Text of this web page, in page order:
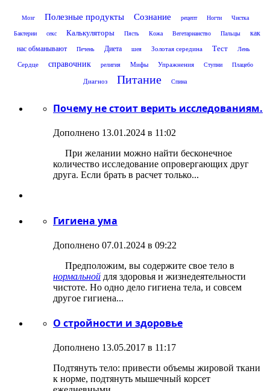
Мозг Полезные продукты Сознание рецепт Ногти Чистка
Бактерии секс Калькуляторы Пясть Кожа Вегетарианство Пальцы
как
нас обманывают
Печень Диета шея Золотая середина Тест Лень
Сердце справочник религия Мифы Упражнения Ступни Плацебо
Диагноз Питание Спина
Почему не стоит верить исследованиям.
Дополнено 13.01.2024 в 11:02
При желании можно найти бесконечное
количество исследование опровергающих друг
друга. Если брать в расчет только...
Гигиена ума
Дополнено 07.01.2024 в 09:22
Предположим, вы содержите свое тело в
нормальной для здоровья и жизнедеятельности
чистоте. Но одно дело гигиена тела, и совсем
другое гигиена...
О стройности и здоровье
Дополнено 13.05.2017 в 11:17
Подтянуть тело: привести объемы жировой ткани
к норме, подтянуть мышечный корсет